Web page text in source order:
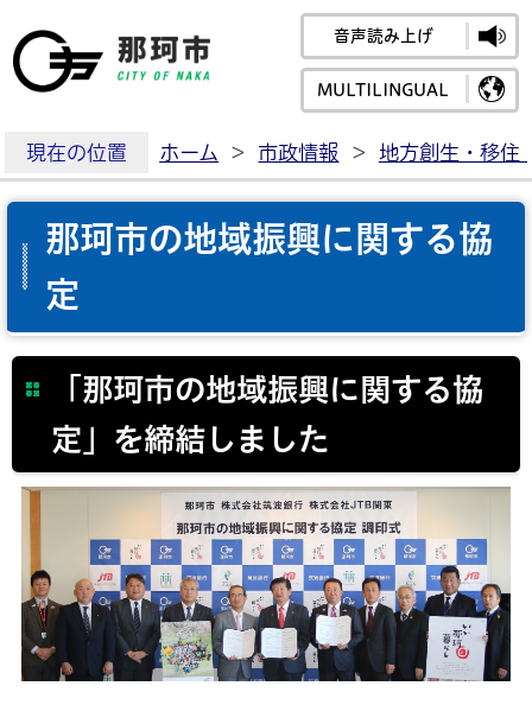
那珂市公式ホームペ
音声読み上げ
MULTILINGUAL
現在の位置 ホーム > 市政情報 > 地方創生・移住
那珂市の地域振興に関する協
定
「那珂市の地域振興に関する協
定」を締結しました